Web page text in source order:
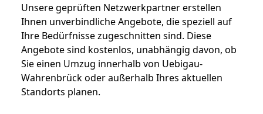
Unsere geprüften Netzwerkpartner erstellen
Ihnen unverbindliche Angebote, die speziell auf
Ihre Bedürfnisse zugeschnitten sind. Diese
Angebote sind kostenlos, unabhängig davon, ob
Sie einen Umzug innerhalb von Uebigau-
Wahrenbrück oder außerhalb Ihres aktuellen
Standorts planen.